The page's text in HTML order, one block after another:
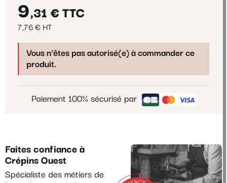
9,31 € TTC
7,76 € HT
Vous n'êtes pas autorisé(e) à commander ce
produit.
Paiement 100% sécurisé par
Faites confiance à
Crépins Ouest
Spécialiste des métiers de